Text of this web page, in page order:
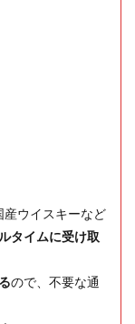
ウイスキーなど
タイムに受け取
ので、不要な通